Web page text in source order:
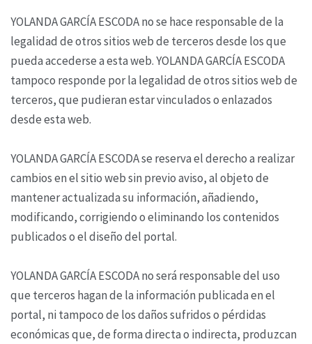
YOLANDA GARCÍA ESCODA no se hace responsable de la
legalidad de otros sitios web de terceros desde los que
pueda accederse a esta web. YOLANDA GARCÍA ESCODA
tampoco responde por la legalidad de otros sitios web de
terceros, que pudieran estar vinculados o enlazados
desde esta web.
YOLANDA GARCÍA ESCODA se reserva el derecho a realizar
cambios en el sitio web sin previo aviso, al objeto de
mantener actualizada su información, añadiendo,
modificando, corrigiendo o eliminando los contenidos
publicados o el diseño del portal.
YOLANDA GARCÍA ESCODA no será responsable del uso
que terceros hagan de la información publicada en el
portal, ni tampoco de los daños sufridos o pérdidas
económicas que, de forma directa o indirecta, produzcan